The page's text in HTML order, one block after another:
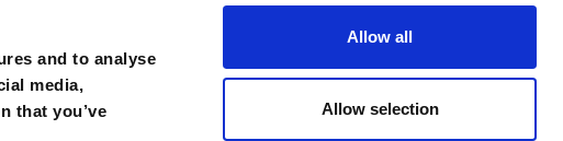
and to analyse
media,
that you’ve
Allow all
Allow selection